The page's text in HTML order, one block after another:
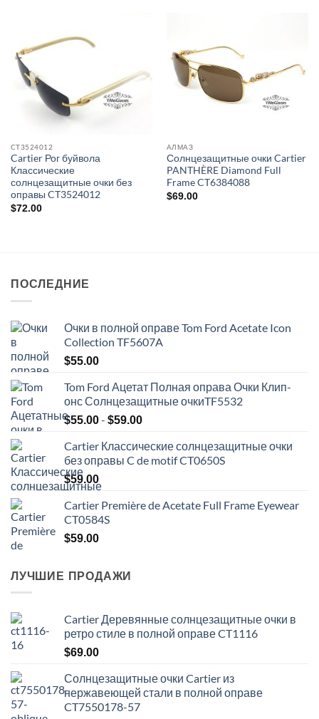
CT3524012
Cartier Рог буйвола
Классические
солнцезащитные очки без
оправы CT3524012
$72.00
АЛМАЗ
Солнцезащитные очки Cartier
PANTHÈRE Diamond Full
Frame CT6384088
$69.00
ПОСЛЕДНИЕ
Очки в полной оправе Tom Ford Acetate Icon
Collection TF5607A
$55.00
Tom Ford Ацетат Полная оправа Очки Клип-
онс Солнцезащитные очкиTF5532
$55.00- $59.00Диапазон
$55.00
-
Cartier Классические солнцезащитные очки
без оправы C de motif CT0650S
$59.00
Cartier Première de Acetate Full Frame Eyewear
CT0584S
$59.00
ЛУЧШИЕ ПРОДАЖИ
Cartier Деревянные солнцезащитные очки в
ретро стиле в полной оправе CT1116
$69.00
Солнцезащитные очки Cartier из
нержавеющей стали в полной оправе
CT7550178-57